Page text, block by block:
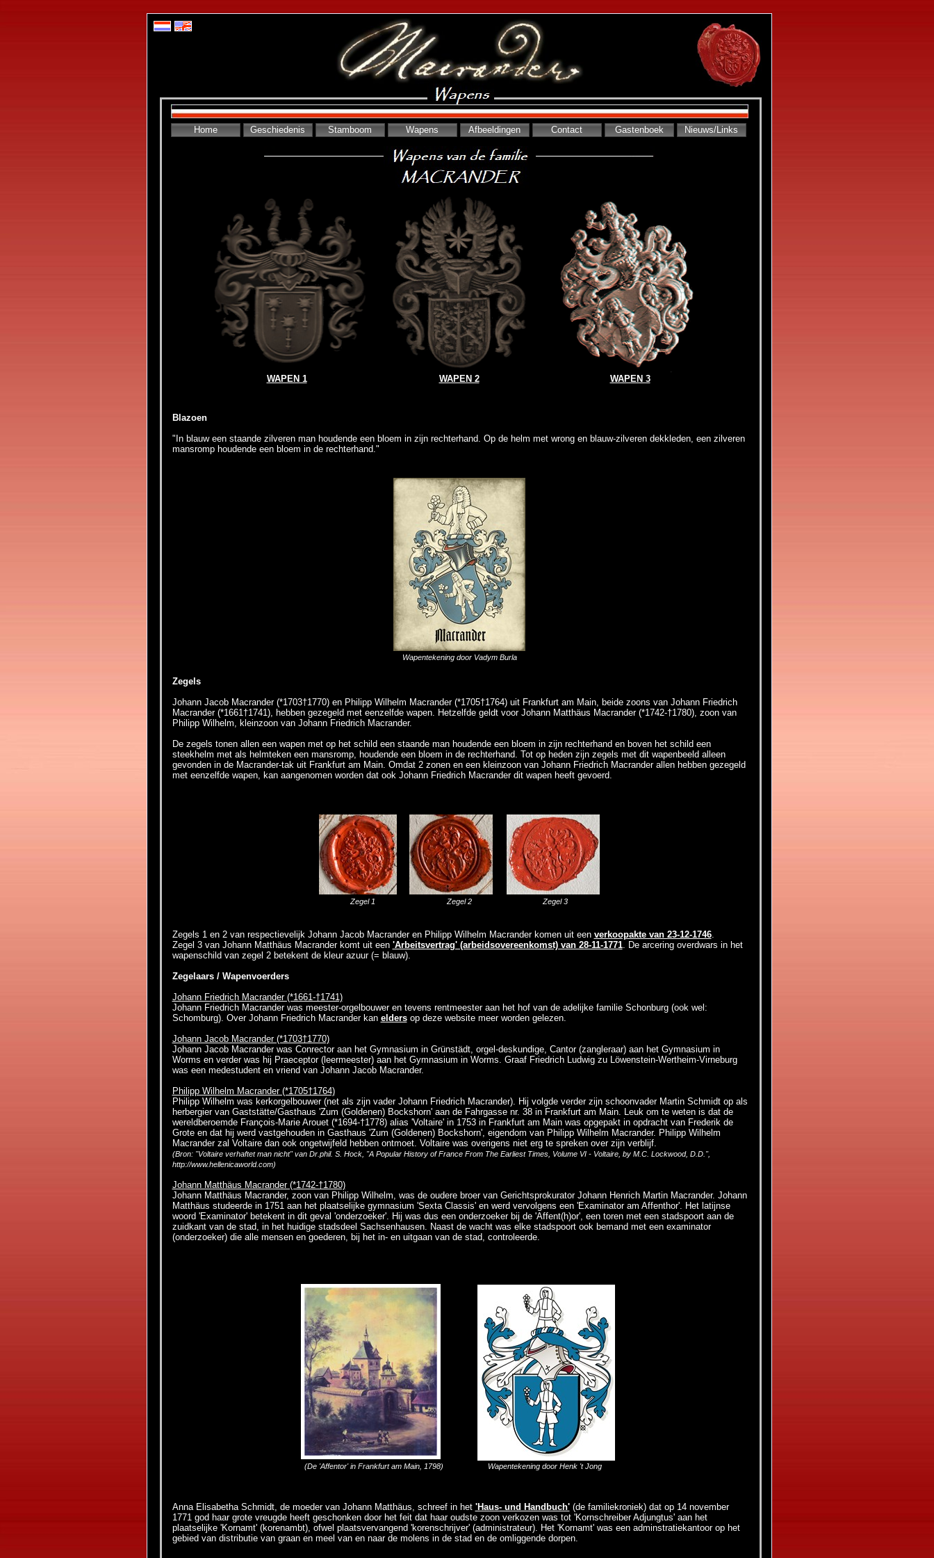
Double click to edit
Blazoen
"In blauw een staande zilveren man houdende een bloem in zijn rechterhand. Op de helm met wrong en blauw-zilveren dekkleden, een zilveren
mansromp houdende een bloem in de rechterhand."
Zegels 1 en 2 van respectievelijk Johann Jacob Macrander en Philipp Wilhelm Macrander komen uit een verkoopakte van 23-12-1746.
Zegel 3 van Johann Matthäus Macrander komt uit een 'Arbeitsvertrag' (arbeidsovereenkomst) van 28-11-1771. De arcering overdwars in het
wapenschild van zegel 2 betekent de kleur azuur (= blauw).
Zegelaars / Wapenvoerders
Johann Friedrich Macrander (*1661-†1741)
Johann Friedrich Macrander was meester-orgelbouwer en tevens rentmeester aan het hof van de adelijke familie Schonburg (ook wel:
Schomburg). Over Johann Friedrich Macrander kan eldersop deze website meer worden gelezen.
Johann Jacob Macrander (*1703†1770)
Johann Jacob Macrander was Conrector aan het Gymnasium in Grünstädt, orgel-deskundige, Cantor (zangleraar) aan het Gymnasium in
Worms en verder was hij Praeceptor (leermeester) aan het Gymnasium in Worms. Graaf Friedrich Ludwig zu Löwenstein-Wertheim-Virneburg
was een medestudent en vriend van Johann Jacob Macrander.
Philipp Wilhelm Macrander (*1705†1764)
Philipp Wilhelm was kerkorgelbouwer (net als zijn vader Johann Friedrich Macrander). Hij volgde verder zijn schoonvader Martin Schmidt op als
herbergier van Gaststätte/Gasthaus 'Zum (Goldenen) Bockshorn' aan de Fahrgasse nr. 38 in Frankfurt am Main. Leuk om te weten is dat de
wereldberoemde François-Marie Arouet (*1694-†1778) alias 'Voltaire' in 1753 in Frankfurt am Main was opgepakt in opdracht van Frederik de
Grote en dat hij werd vastgehouden in Gasthaus 'Zum (Goldenen) Bockshorn', eigendom van Philipp Wilhelm Macrander. Philipp Wilhelm
Macrander zal Voltaire dan ook ongetwijfeld hebben ontmoet. Voltaire was overigens niet erg te spreken over zijn verblijf.
(Bron: "Voltaire verhaftet man nicht" van Dr.phil. S. Hock, "A Popular History of France From The Earliest Times, Volume VI - Voltaire, by M.C. Lockwood, D.D.",
http://www.hellenicaworld.com)
Johann Matthäus Macrander (*1742-†1780)
Johann Matthäus Macrander, zoon van Philipp Wilhelm, was de oudere broer van Gerichtsprokurator Johann Henrich Martin Macrander. Johann
Matthäus studeerde in 1751 aan het plaatselijke gymnasium 'Sexta Classis' en werd vervolgens een 'Examinator am Affenthor'. Het latijnse
woord 'Examinator' betekent in dit geval 'onderzoeker'. Hij was dus een onderzoeker bij de 'Affent(h)or', een toren met een stadspoort aan de
zuidkant van de stad, in het huidige stadsdeel Sachsenhausen. Naast de wacht was elke stadspoort ook bemand met een examinator
(onderzoeker) die alle mensen en goederen, bij het in- en uitgaan van de stad, controleerde.
Zegel 1 Zegel 2 Zegel 3
Wapentekening door Henk 't Jong
Anna Elisabetha Schmidt, de moeder van Johann Matthäus, schreef in het 'Haus- und Handbuch'(de familiekroniek) dat op 14 november
1771 god haar grote vreugde heeft geschonken door het feit dat haar oudste zoon verkozen was tot 'Kornschreiber Adjungtus' aan het
plaatselijke 'Kornamt' (korenambt), ofwel plaatsvervangend 'korenschrijver' (administrateur). Het 'Kornamt' was een adminstratiekantoor op het
gebied van distributie van graan en meel van en naar de molens in de stad en de omliggende dorpen.
(De 'Affentor' in Frankfurt am Main, 1798)
WAPEN 1 WAPEN 2 WAPEN 3
Home Geschiedenis Stamboom Wapens Afbeeldingen Contact Gastenboek Nieuws/Links
Zegels
Johann Jacob Macrander (*1703†1770) en Philipp Wilhelm Macrander (*1705†1764) uit Frankfurt am Main, beide zoons van Johann Friedrich
Macrander (*1661†1741), hebben gezegeld met eenzelfde wapen. Hetzelfde geldt voor Johann Matthäus Macrander (*1742-†1780), zoon van
Philipp Wilhelm, kleinzoon van Johann Friedrich Macrander.
De zegels tonen allen een wapen met op het schild een staande man houdende een bloem in zijn rechterhand en boven het schild een
steekhelm met als helmteken een mansromp, houdende een bloem in de rechterhand. Tot op heden zijn zegels met dit wapenbeeld alleen
gevonden in de Macrander-tak uit Frankfurt am Main. Omdat 2 zonen en een kleinzoon van Johann Friedrich Macrander allen hebben gezegeld
met eenzelfde wapen, kan aangenomen worden dat ook Johann Friedrich Macrander dit wapen heeft gevoerd.
Wapentekening door Vadym Burla